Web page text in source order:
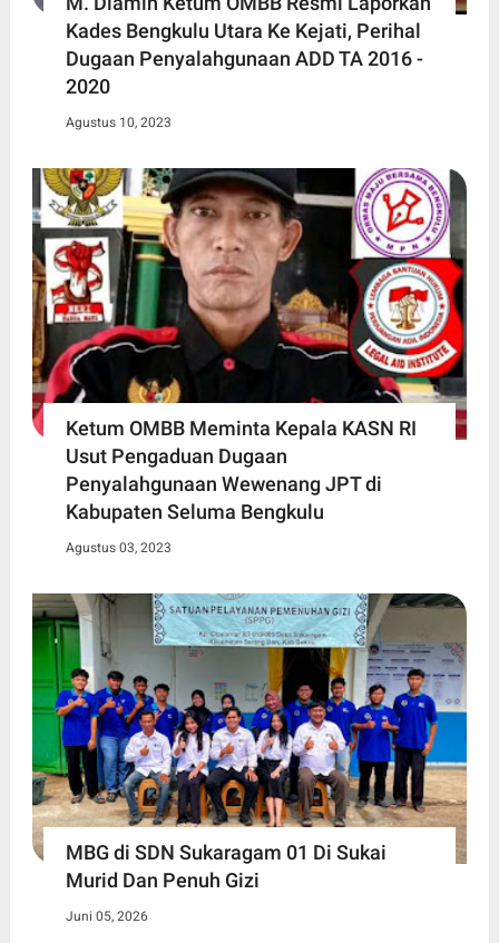
Kades Bengkulu Utara Ke Kejati, Perihal
Dugaan Penyalahgunaan ADD TA 2016 -
2020
Agustus 10, 2023
Ketum OMBB Meminta Kepala KASN RI
Usut Pengaduan Dugaan
Penyalahgunaan Wewenang JPT di
Kabupaten Seluma Bengkulu
Agustus 03, 2023
MBG di SDN Sukaragam 01 Di Sukai
Murid Dan Penuh Gizi
Juni 05, 2026